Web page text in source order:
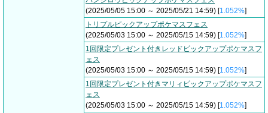
(2025/05/05 15:00 ～ 2025/05/21 14:59) [1.052%]
トリプルピックアップポケマスフェス
(2025/05/03 15:00 ～ 2025/05/15 14:59) [1.052%]
1回限定プレゼント付きレッドピックアップポケマスフ
ェス
(2025/05/03 15:00 ～ 2025/05/15 14:59) [1.052%]
1回限定プレゼント付きマリィピックアップポケマスフ
ェス
(2025/05/03 15:00 ～ 2025/05/15 14:59) [1.052%]